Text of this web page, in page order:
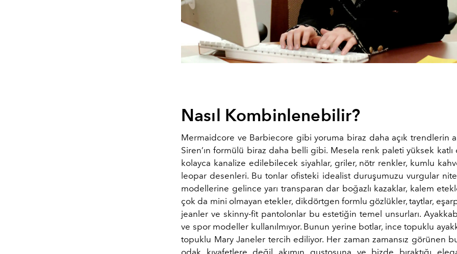
Nasıl Kombinlenebilir?
Mermaidcore ve Barbiecore gibi yoruma biraz daha açık trendlerin
Siren’ın formülü biraz daha belli gibi. Mesela renk paleti yüksek katlı
kolayca kanalize edilebilecek siyahlar, griler, nötr renkler, kumlu
leopar desenleri. Bu tonlar ofisteki idealist duruşumuzu vurgular
modellerine gelince yarı transparan dar boğazlı kazaklar, kalem
çok da mini olmayan etekler, dikdörtgen formlu gözlükler, taytlar,
jeanler ve skinny-fit pantolonlar bu estetiğin temel unsurları.
ve spor modeller kullanılmıyor. Bunun yerine botlar, ince topuklu
topuklu Mary Janeler tercih ediliyor. Her zaman zamansız görünen